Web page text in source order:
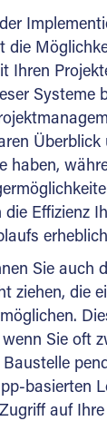
die
Ihren
Systeme
Überblick
haben,
Effizienz
Sie auch
ziehen, die
Sie oft
basierten
auf